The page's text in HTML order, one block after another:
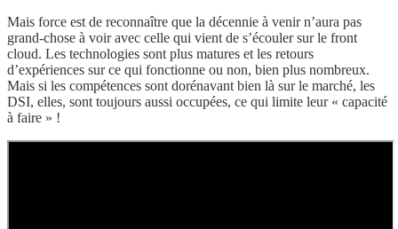
Mais force est de reconnaître que la décennie à venir n’aura pas
grand-chose à voir avec celle qui vient de s’écouler sur le front
cloud. Les technologies sont plus matures et les retours
d’expériences sur ce qui fonctionne ou non, bien plus nombreux.
Mais si les compétences sont dorénavant bien là sur le marché, les
DSI, elles, sont toujours aussi occupées, ce qui limite leur « capacité
à faire » !